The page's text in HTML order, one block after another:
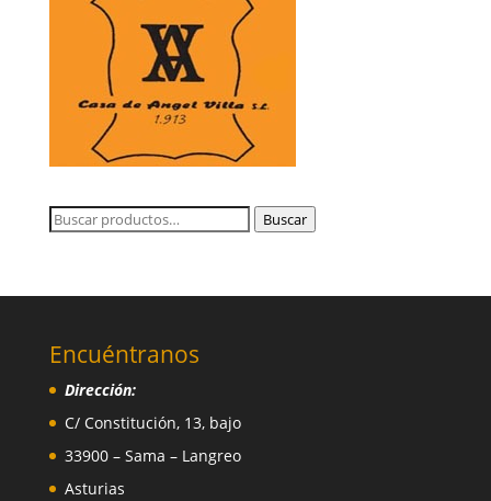
Buscar
Buscar
Encuéntranos
Dirección:
C/ Constitución, 13, bajo
33900 – Sama – Langreo
Asturias